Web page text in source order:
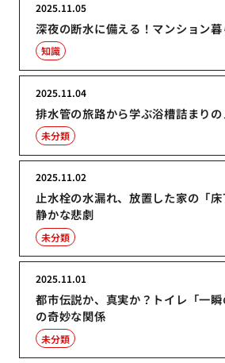
深夜の断水に備える！マンション
2025.11.05
知識
排水管の旅路から学ぶ浴槽詰まり
2025.11.04
未分類
止水栓の水漏れ、放置した家の「
静かな悲劇
2025.11.02
未分類
都市伝説か、真実か？トイレ「一
の奇妙な関係
2025.11.01
未分類